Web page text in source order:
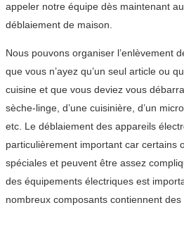
appeler notre équipe dès maintenant
déblaiement de maison.
Nous pouvons organiser l’enlèvement
que vous n’ayez qu’un seul article ou
cuisine et que vous deviez vous
sèche-linge, d’une cuisinière, d’un
etc. Le déblaiement des appareils
particulièrement important car certains
spéciales et peuvent être assez
des équipements électriques est
nombreux composants contiennent des